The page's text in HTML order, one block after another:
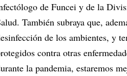
de Funcei y de la
También subraya que,
de los ambientes, y
contra otras
la pandemia, estaremos